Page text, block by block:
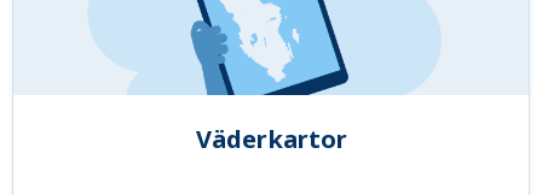
Väderkartor